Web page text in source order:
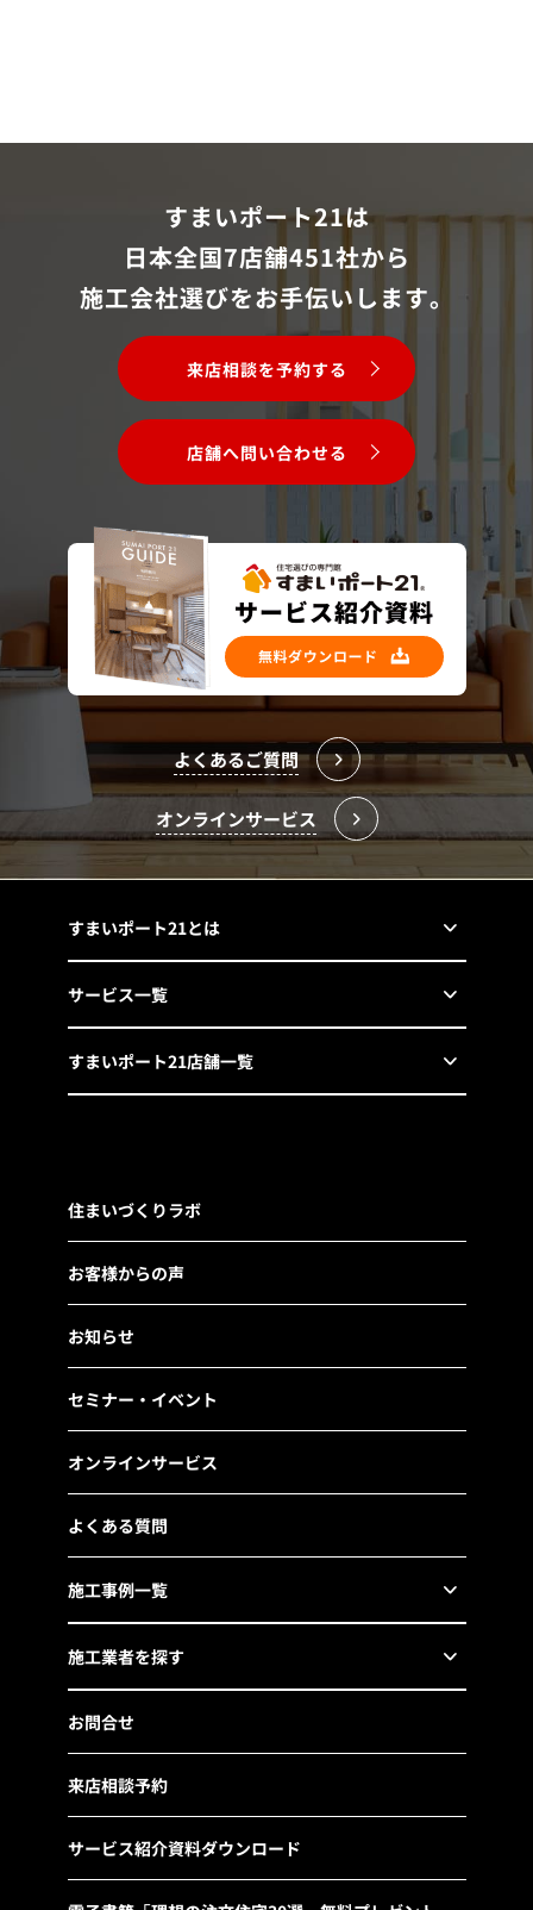
すまいポート21は
日本全国7店舗451社から
施工会社選びをお手伝いします。
来店相談を予約する
店舗へ問い合わせる
よくあるご質問
オンラインサービス
すまいポート21とは
サービス一覧
すまいポート21店舗一覧
住まいづくりラボ
お客様からの声
お知らせ
セミナー・イベント
オンラインサービス
よくある質問
施工事例一覧
施工業者を探す
お問合せ
来店相談予約
サービス紹介資料ダウンロード